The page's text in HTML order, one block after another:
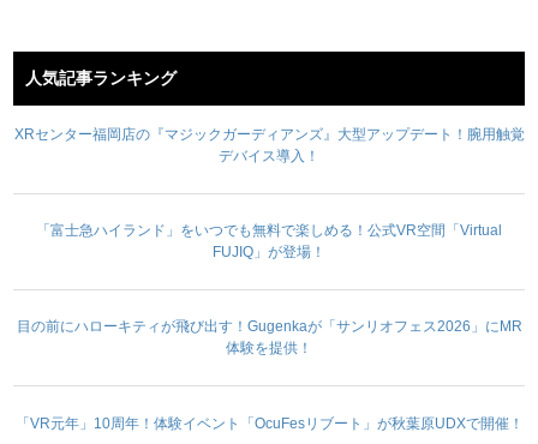
人気記事ランキング
XRセンター福岡店の『マジックガーディアンズ』大型アップデート！腕用触覚
デバイス導入！
「富士急ハイランド」をいつでも無料で楽しめる！公式VR空間「Virtual
FUJIQ」が登場！
目の前にハローキティが飛び出す！Gugenkaが「サンリオフェス2026」にMR
体験を提供！
「VR元年」10周年！体験イベント「OcuFesリブート」が秋葉原UDXで開催！